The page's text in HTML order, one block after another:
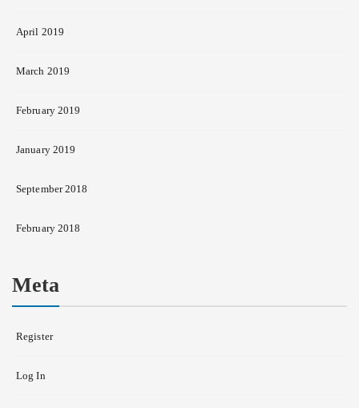
April 2019
March 2019
February 2019
January 2019
September 2018
February 2018
Meta
Register
Log In